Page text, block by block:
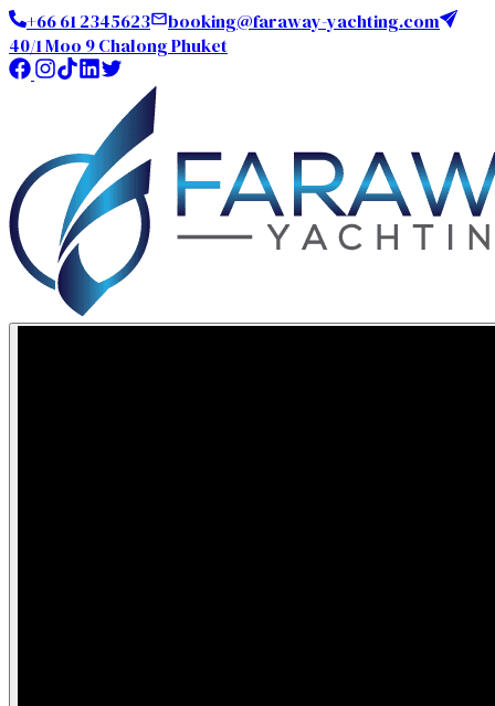
+66 61 2345623
booking@faraway-yachting.com
40/1 Moo 9 Chalong Phuket